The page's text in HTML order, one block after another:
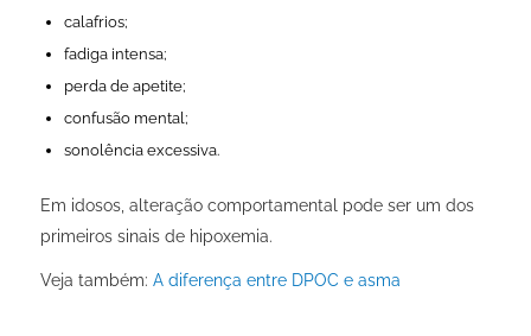
calafrios;
fadiga intensa;
perda de apetite;
confusão mental;
sonolência excessiva.
Em idosos, alteração comportamental pode ser um dos
primeiros sinais de hipoxemia.
Veja também: A diferença entre DPOC e asma